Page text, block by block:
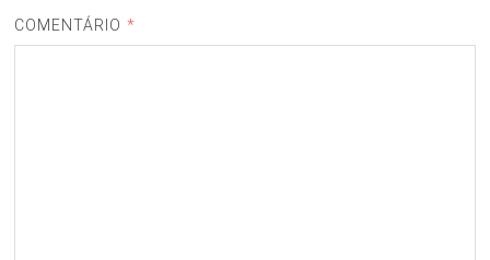
COMENTÁRIO *